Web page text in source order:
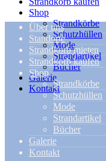
Shop
Strandkörbe
Schutzhüllen
Mode
Strandartikel
Bücher
Galerie
Kontakt
Über uns
Standorte
Strandkorb mieten
Strandkorb kaufen
Shop
Strandkörbe
Schutzhüllen
Mode
Strandartikel
Bücher
Galerie
Kontakt